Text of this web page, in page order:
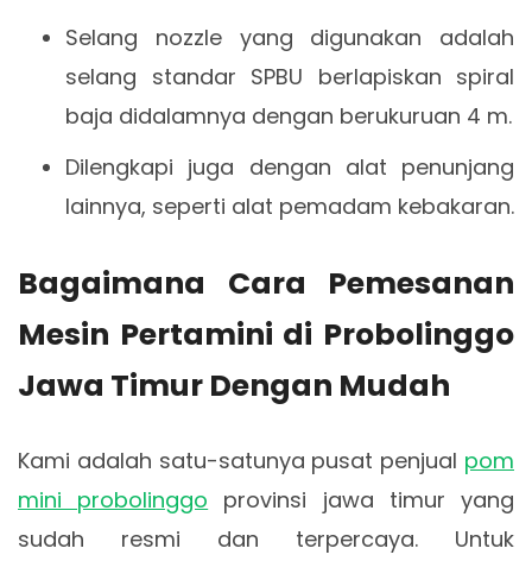
Selang nozzle yang digunakan adalah
selang standar SPBU berlapiskan spiral
baja didalamnya dengan berukuruan 4 m.
Dilengkapi juga dengan alat penunjang
lainnya, seperti alat pemadam kebakaran.
Bagaimana Cara Pemesanan
Mesin Pertamini di Probolinggo
Jawa Timur Dengan Mudah
Kami adalah satu-satunya pusat penjual pom
mini probolinggo provinsi jawa timur yang
sudah resmi dan terpercaya. Untuk